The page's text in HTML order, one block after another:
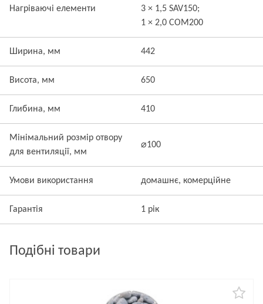
Нагріваючі елементи
3 × 1,5 SAV150;
1 × 2,0 COM200
Ширина, мм 442
Висота, мм 650
Глибина, мм 410
Мінімальний розмір отвору
для вентиляції, мм
⌀100
Умови використання домашнє, комерційне
Гарантія 1 рік
Подібні товари